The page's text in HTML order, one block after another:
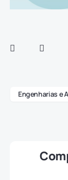
Engenharias e